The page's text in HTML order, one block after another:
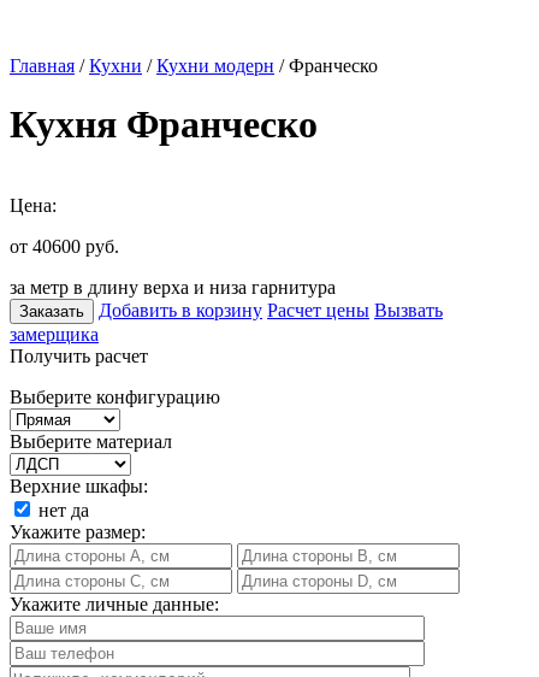
Главная /Кухни /Кухни модерн / Франческо
Кухня Франческо
Цена:
от 40600 руб.
за метр в длину верха и низа гарнитура
Заказать Добавить в корзину Расчет цены Вызвать
замерщика
Получить расчет
Выберите конфигурацию
Выберите материал
Верхние шкафы:
нет да
Укажите размер:
Укажите личные данные: